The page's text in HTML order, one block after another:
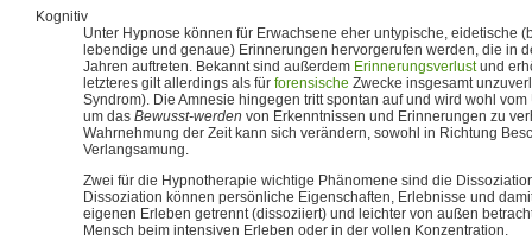
Kognitiv
Unter Hypnose können für Erwachsene eher untypische, eidetische
lebendige und genaue) Erinnerungen hervorgerufen werden, die in
Jahren auftreten. Bekannt sind außerdem Erinnerungsverlustund
letzteres gilt allerdings als für forensische Zwecke insgesamt
Syndrom). Die Amnesie hingegen tritt spontan auf und wird wohl
um das Bewusst-werden von Erkenntnissen und Erinnerungen zu
Wahrnehmung der Zeit kann sich verändern, sowohl in Richtung
Verlangsamung.
Zwei für die Hypnotherapie wichtige Phänomene sind die
Dissoziation können persönliche Eigenschaften, Erlebnisse und
eigenen Erleben getrennt (dissoziiert) und leichter von außen
Mensch beim intensiven Erleben oder in der vollen Konzentration.